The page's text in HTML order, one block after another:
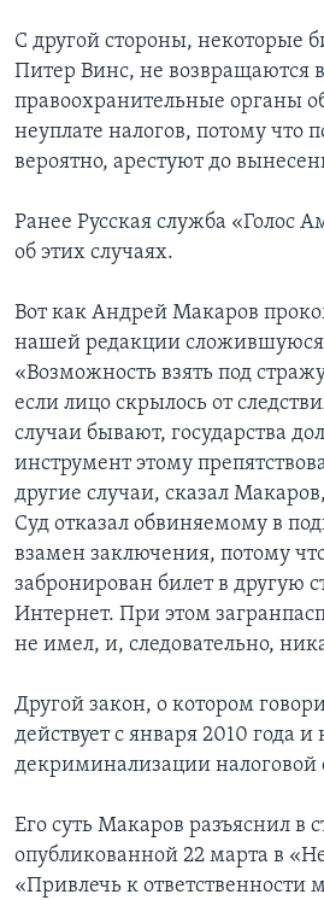
С другой стороны, некоторые
Питер Винс, не возвращаются в
правоохранительные органы
неуплате налогов, потому что
вероятно, арестуют до
Ранее Русская служба «Голос
об этих случаях.
Вот как Андрей Макаров
нашей редакции
«Возможность взять под
если лицо скрылось от
случаи бывают, государства
инструмент этому
другие случаи, сказал
Суд отказал обвиняемому в
взамен заключения, потому
забронирован билет в другую
Интернет. При этом
не имел, и, следовательно,
Другой закон, о котором
действует с января 2010 года и
декриминализации налоговой
Его суть Макаров разъяснил в
опубликованной 22 марта в
«Привлечь к ответственности